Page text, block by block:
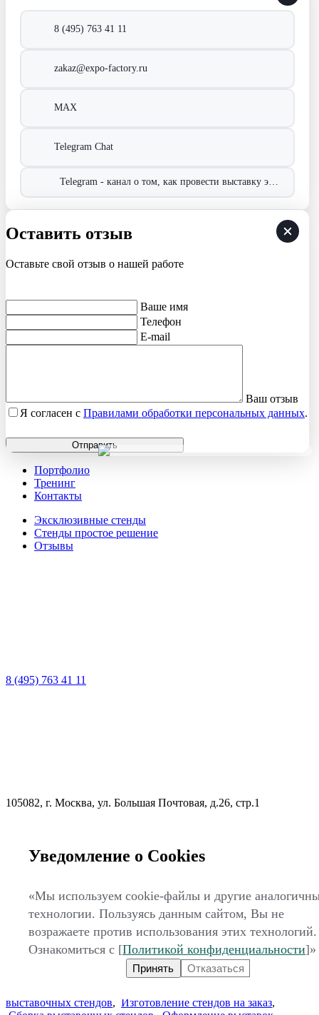
8 (495) 763 41 11
zakaz@expo-factory.ru
MAX
Telegram Chat
Telegram - канал о том, как провести выставку эффективно!
Оставить отзыв
Оставьте свой отзыв о нашей работе
Ваше имя
Телефон
E-mail
Ваш отзыв
Я согласен с Правилами обработки персональных данных.
Отправить
Портфолио
Тренинг
Контакты
Эксклюзивные стенды
Стенды простое решение
Отзывы
8 (495) 763 41 11
105082, г. Москва, ул. Большая Почтовая, д.26, стр.1
Оставить заявку
© 2007-2026
Дизайн выставочных стендов,Проектирование
выставочных стендов, Изготовление стендов на заказ,
Уведомление о Cookies
«Мы используем cookie-файлы и другие
технологии. Пользуясь данным сайтом, Вы не
возражаете против использования этих технологий.
Ознакомиться с [Политикой конфиденциальности]»
Принять Отказаться